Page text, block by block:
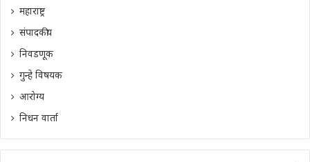
महाराष्ट्र
संपादकीय
निवडणूक
गुन्हे विषयक
आरोग्य
निधन वार्ता